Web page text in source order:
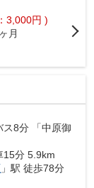
3,000円 )
月
ス8分 「中原御
15分 5.9km
」駅 徒歩78分